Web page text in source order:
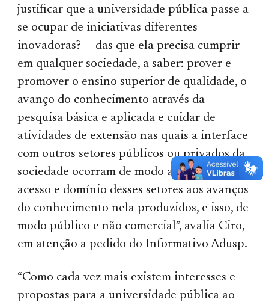
justificar que a universidade pública passe a
se ocupar de iniciativas diferentes —
inovadoras? — das que ela precisa cumprir
em qualquer sociedade, a saber: prover e
promover o ensino superior de qualidade, o
avanço do conhecimento através da
pesquisa básica e aplicada e cuidar de
atividades de extensão nas quais a interface
com outros setores públicos ou privados da
sociedade ocorram de modo a ampliar o
acesso e domínio desses setores aos avanços
do conhecimento nela produzidos, e isso, de
modo público e não comercial”, avalia Ciro,
em atenção a pedido do Informativo Adusp.
“Como cada vez mais existem interesses e
propostas para a universidade pública ao